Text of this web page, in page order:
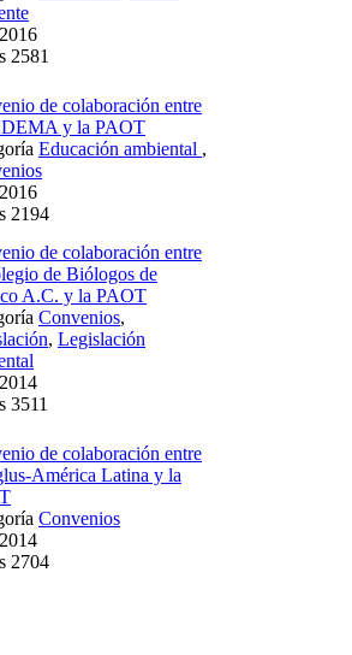
2581
de colaboración entre
y la PAOT
Educación ambiental ,
2194
de colaboración entre
de Biólogos de
A.C. y la PAOT
Convenios,
, Legislación
3511
de colaboración entre
América Latina y la
Convenios
2704